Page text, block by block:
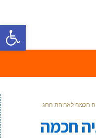
פתח
חכמה לארוחת החג
חכמה